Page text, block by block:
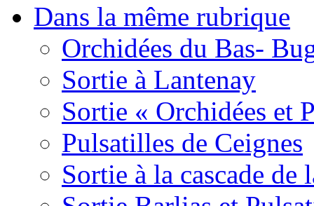
Dans la même rubrique
Orchidées du Bas-
Sortie à Lantenay
Sortie « Orchidées et
Pulsatilles de Ceignes
Sortie à la cascade de